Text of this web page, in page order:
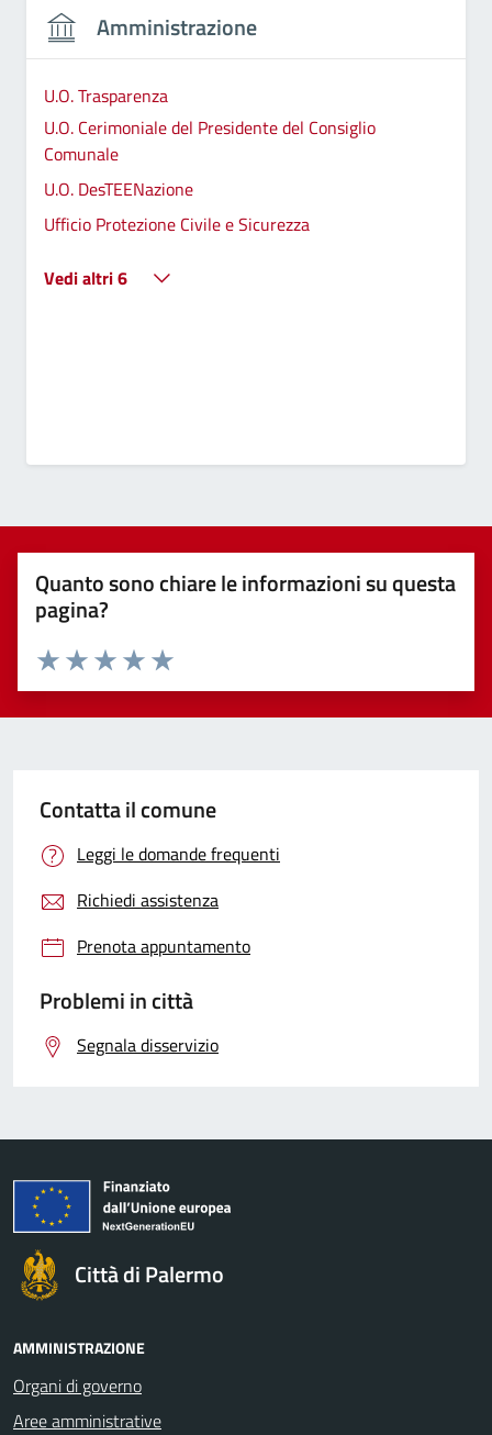
Amministrazione
U.O. Trasparenza
U.O. Cerimoniale del Presidente del Consiglio
Comunale
U.O. DesTEENazione
Ufficio Protezione Civile e Sicurezza
Vedi altri 6
Quanto sono chiare le informazioni su questa
pagina?
Valuta 5 stelle su 5
Valuta 4 stelle su 5
Valuta 3 stelle su 5
Valuta 2 stelle su 5
Valuta 1 stelle su 5
Contatta il comune
Leggi le domande frequenti
Richiedi assistenza
Prenota appuntamento
Problemi in città
Segnala disservizio
Città di Palermo
AMMINISTRAZIONE
Organi di governo
Aree amministrative